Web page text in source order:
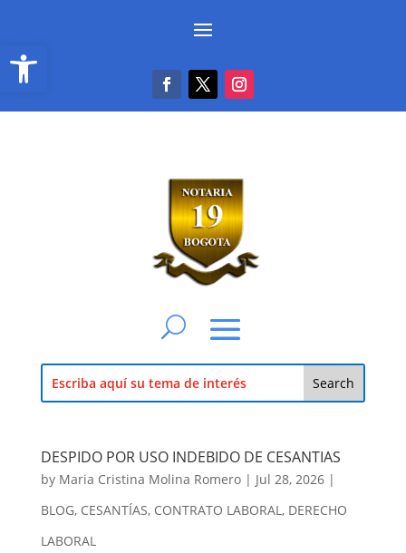
Abrir barra de herramientas
DESPIDO POR USO INDEBIDO DE CESANTIAS
by Maria Cristina Molina Romero| Jul 28, 2026|
BLOG, CESANTÍAS, CONTRATO LABORAL, DERECHO
LABORAL